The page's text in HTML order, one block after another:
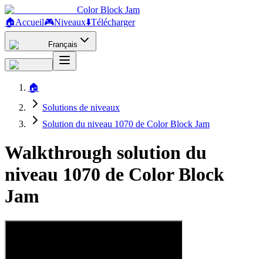
Color Block Jam
🏠Accueil🎮Niveaux⬇️Télécharger
Français
🏠
Solutions de niveaux
Solution du niveau 1070 de Color Block Jam
Walkthrough solution du
niveau 1070 de Color Block
Jam